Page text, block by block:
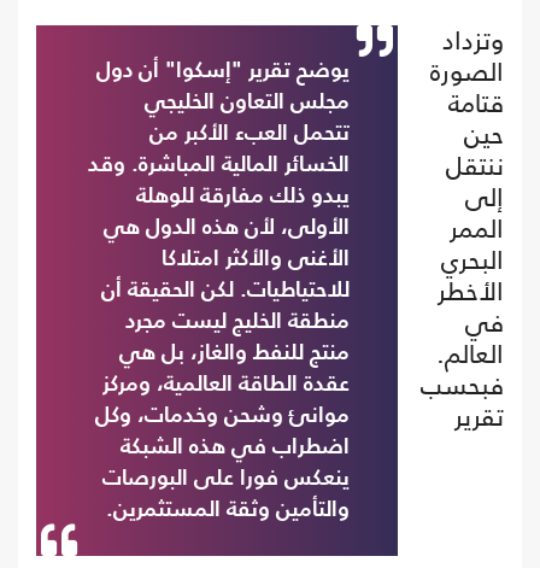
يوضح تقرير "إسكوا" أن دول
مجلس التعاون الخليجي
تتحمل العبء الأكبر من
الخسائر المالية المباشرة. وقد
يبدو ذلك مفارقة للوهلة
الأولى، لأن هذه الدول هي
الأغنى والأكثر امتلاكا
للاحتياطيات. لكن الحقيقة أن
منطقة الخليج ليست مجرد
منتج للنفط والغاز، بل هي
عقدة الطاقة العالمية، ومركز
موانئ وشحن وخدمات، وكل
اضطراب في هذه الشبكة
ينعكس فورا على البورصات
والتأمين وثقة المستثمرين.
وتزداد
الصورة
قتامة
حين
ننتقل
إلى
الممر
البحري
الأخطر
في
العالم.
فبحسب
تقرير